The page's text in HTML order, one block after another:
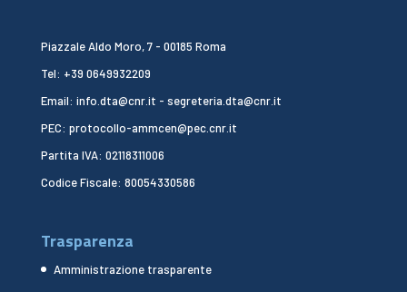
Piazzale Aldo Moro, 7 - 00185 Roma
Tel: +39 0649932209
Email: info.dta@cnr.it - segreteria.dta@cnr.it
PEC: protocollo-ammcen@pec.cnr.it
Partita IVA: 02118311006
Codice Fiscale: 80054330586
Trasparenza
Amministrazione trasparente